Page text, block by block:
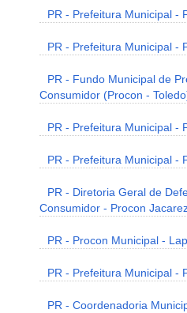
PR - Prefeitura Municipal -
PR - Prefeitura Municipal -
PR - Fundo Municipal de
Consumidor (Procon -
PR - Prefeitura Municipal -
PR - Prefeitura Municipal -
PR - Diretoria Geral de
Consumidor - Procon
PR - Procon Municipal -
PR - Prefeitura Municipal -
PR - Coordenadoria